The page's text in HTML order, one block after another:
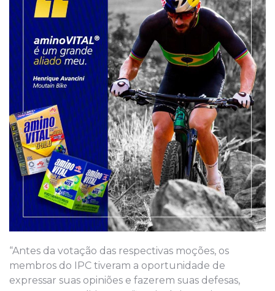
“Antes da votação das respectivas moções, os
membros do IPC tiveram a oportunidade de
expressar suas opiniões e fazerem suas defesas,